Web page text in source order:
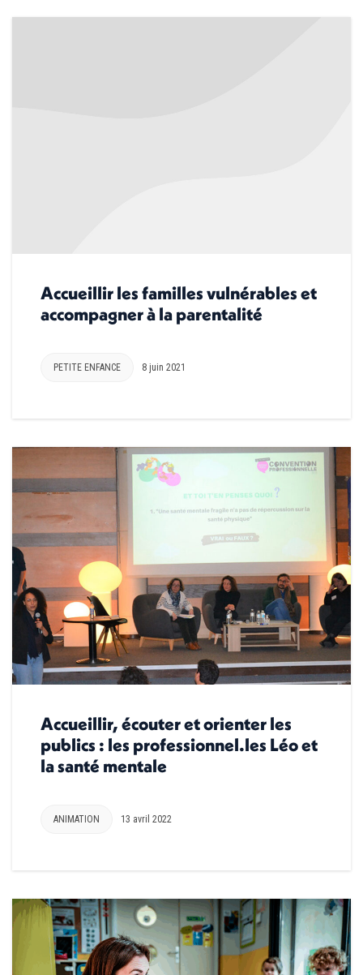
Accueillir les familles vulnérables et
accompagner à la parentalité
PETITE ENFANCE 8 juin 2021
Accueillir, écouter et orienter les
publics : les professionnel.les Léo et
la santé mentale
ANIMATION 13 avril 2022